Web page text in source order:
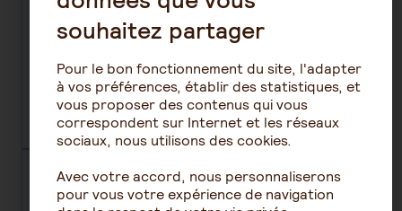
LILLE
CDD (durée déterminée)
GESTION ET RELATION CLIENTS - DP003840
CONSEILLER GESTIONNAIRE
ENTREPRISES RETRAITE F/H
souhaitez partager
Pour le bon fonctionnement du site, l'adapter
à vos préférences, établir des statistiques, et
vous proposer des contenus qui vous
correspondent sur Internet et les réseaux
sociaux, nous utilisons des cookies.
Avec votre accord, nous personnaliserons
pour vous votre expérience de navigation